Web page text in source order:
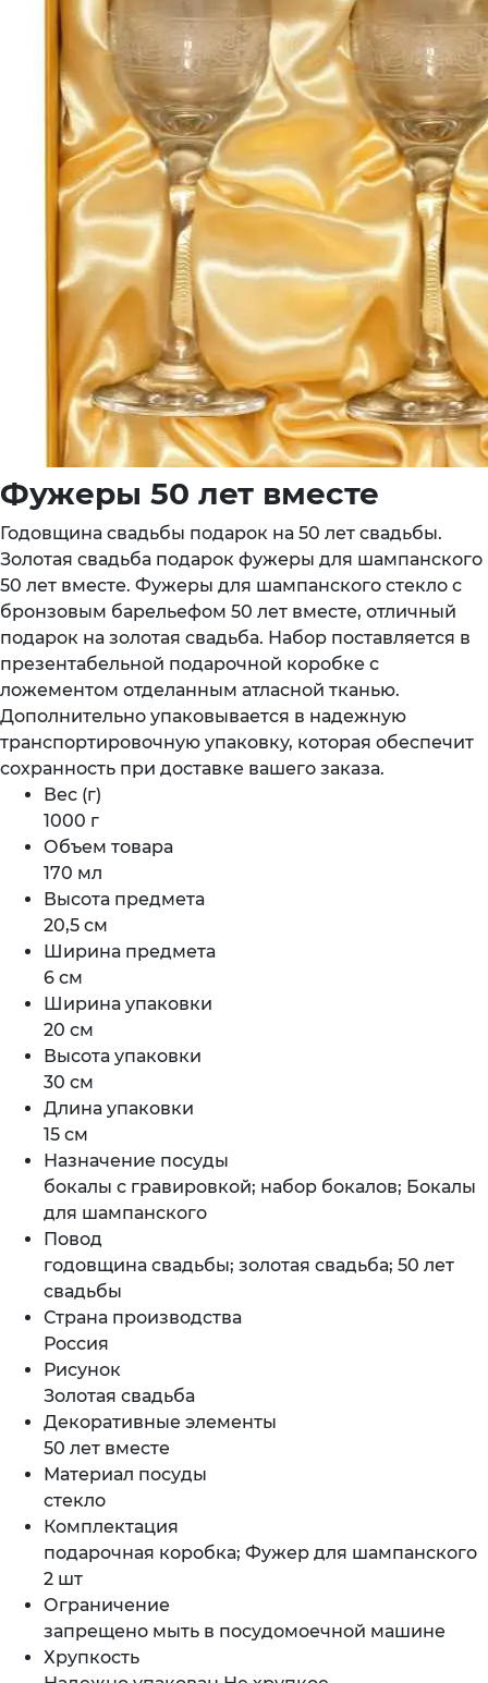
Фужеры 50 лет вместе
Годовщина свадьбы подарок на 50 лет свадьбы.
Золотая свадьба подарок фужеры для шампанского
50 лет вместе. Фужеры для шампанского стекло с
бронзовым барельефом 50 лет вместе, отличный
подарок на золотая свадьба. Набор поставляется в
презентабельной подарочной коробке с
ложементом отделанным атласной тканью.
Дополнительно упаковывается в надежную
транспортировочную упаковку, которая обеспечит
сохранность при доставке вашего заказа.
Вес (г)
1000 г
Объем товара
170 мл
Высота предмета
20,5 см
Ширина предмета
6 см
Ширина упаковки
20 см
Высота упаковки
30 см
Длина упаковки
15 см
Назначение посуды
бокалы с гравировкой; набор бокалов; Бокалы
для шампанского
Повод
годовщина свадьбы; золотая свадьба; 50 лет
свадьбы
Страна производства
Россия
Рисунок
Золотая свадьба
Декоративные элементы
50 лет вместе
Материал посуды
стекло
Комплектация
подарочная коробка; Фужер для шампанского
2 шт
Ограничение
запрещено мыть в посудомоечной машине
Хрупкость